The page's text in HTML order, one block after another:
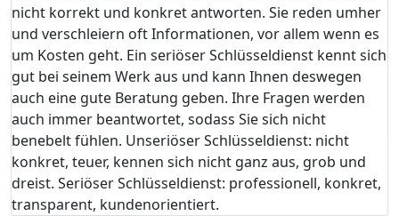
nicht korrekt und konkret antworten. Sie reden umher
und verschleiern oft Informationen, vor allem wenn es
um Kosten geht. Ein seriöser Schlüsseldienst kennt sich
gut bei seinem Werk aus und kann Ihnen deswegen
auch eine gute Beratung geben. Ihre Fragen werden
auch immer beantwortet, sodass Sie sich nicht
benebelt fühlen. Unseriöser Schlüsseldienst: nicht
konkret, teuer, kennen sich nicht ganz aus, grob und
dreist. Seriöser Schlüsseldienst: professionell, konkret,
transparent, kundenorientiert.